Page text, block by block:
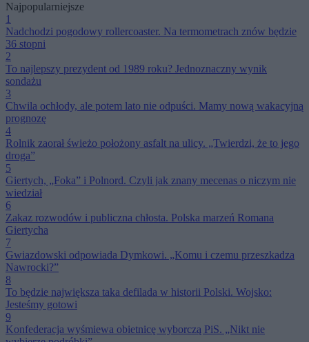
Najpopularniejsze
1
Nadchodzi pogodowy rollercoaster. Na termometrach znów będzie
36 stopni
2
To najlepszy prezydent od 1989 roku? Jednoznaczny wynik
sondażu
3
Chwila ochłody, ale potem lato nie odpuści. Mamy nową wakacyjną
prognozę
4
Rolnik zaorał świeżo położony asfalt na ulicy. „Twierdzi, że to jego
droga”
5
Giertych, „Foka” i Polnord. Czyli jak znany mecenas o niczym nie
wiedział
6
Zakaz rozwodów i publiczna chłosta. Polska marzeń Romana
Giertycha
7
Gwiazdowski odpowiada Dymkowi. „Komu i czemu przeszkadza
Nawrocki?”
8
To będzie największa taka defilada w historii Polski. Wojsko:
Jesteśmy gotowi
9
Konfederacja wyśmiewa obietnicę wyborczą PiS. „Nikt nie